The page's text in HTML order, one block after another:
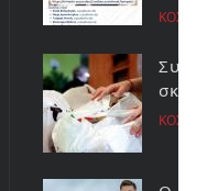
ΚΟΣΜΟΣ